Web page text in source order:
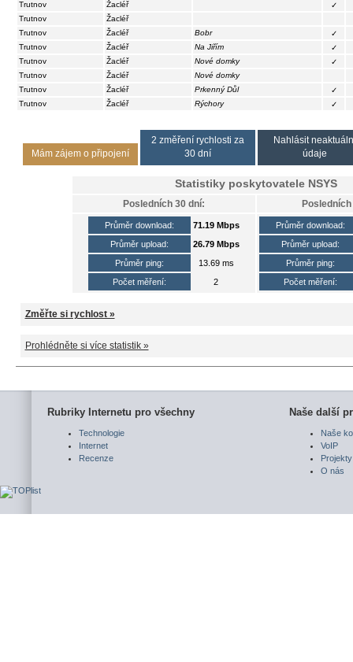
Trutnov Žacléř
✓
Trutnov
Žacléř
Trutnov
Žacléř Bobr
✓
Trutnov
Žacléř Na Jiřím
✓
Trutnov
Žacléř Nové domky
✓
Trutnov
Žacléř
Nové domky
Trutnov
Žacléř Prkenný Důl
✓
Trutnov
Žacléř Rýchory ✓
Mám zájem o připojení
2 změření rychlosti za
30 dní
Nahlásit
údaje
Statistiky poskytovatele NSYS
Posledních 30 dní:
Průměr download:
71.19 Mbps
Průměr upload:
26.79 Mbps
Průměr ping:
13.69 ms
Počet měření:
2
Průměr download:
Průměr upload:
Průměr ping:
Počet měření:
Změřte si rychlost »
Prohlédněte si více statistik »
Rubriky Internetu pro všechny
Technologie
Internet
Recenze
Naše další
Naše
VoIP
Projekty
O nás